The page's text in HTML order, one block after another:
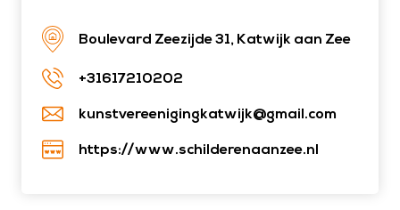
Boulevard Zeezijde 31, Katwijk aan Zee
+31617210202
kunstvereenigingkatwijk@gmail.com
https://www.schilderenaanzee.nl